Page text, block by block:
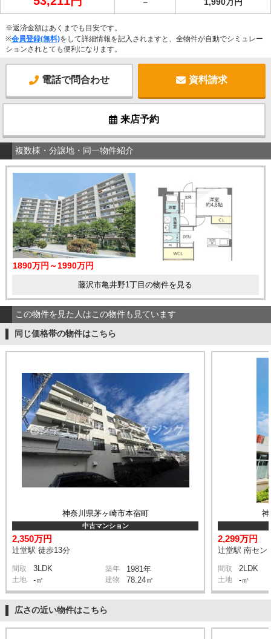
※返済金額はあくまでも目安です。
※会員登録(無料)をして詳細情報を記入されますと、全物件が自動でシミュレー
ションされとても便利になります。
電話で問合わせ 資料請求
来店予約
複数棟・分譲地・同一物件紹介
1890万円～1990万円
藤沢市亀井野1丁目の物件を見る
この物件を見た人はこの物件も見ています
同じ価格帯の物件はこちら
神奈川県茅ヶ崎市本宿町
中古マンション
2,350万円
辻堂駅 徒歩13分
間取 3LDK 築年 1981年
土地 -㎡ 建物 78.24㎡
2,299万円
辻堂駅 南セン
間取 2LDK
土地 -㎡
広さの近い物件はこちら